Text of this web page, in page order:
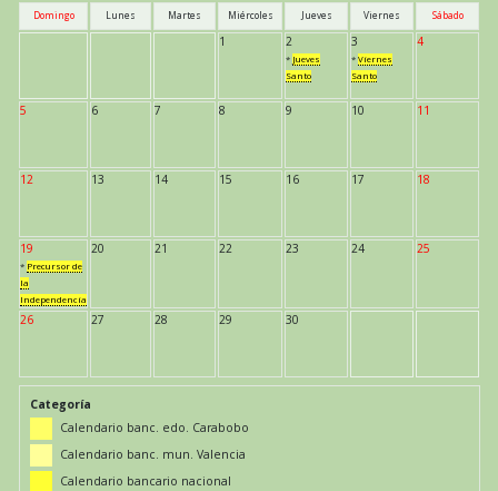
Domingo Lunes Martes Miércoles Jueves Viernes Sábado
1 2
* Jueves
Santo
3
* Viernes
Santo
4
5 6 7 8 9 10 11
12 13 14 15 16 17 18
19
* Precursor de
la
Independencia
20 21 22 23 24 25
26 27 28 29 30
Categoría
Calendario banc. edo. Carabobo
Calendario banc. mun. Valencia
Calendario bancario nacional